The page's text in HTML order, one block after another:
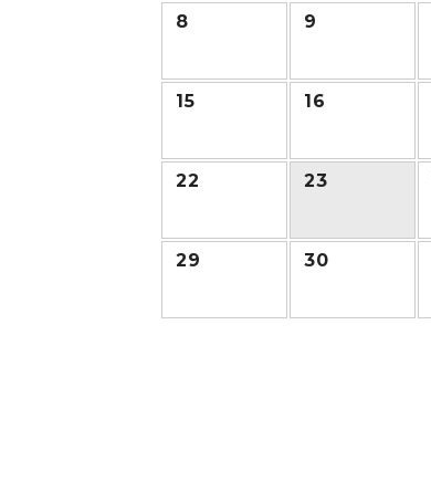
8 9
15 16
22 23
29 30